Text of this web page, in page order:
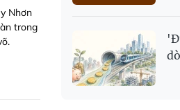
Nhơn
trong